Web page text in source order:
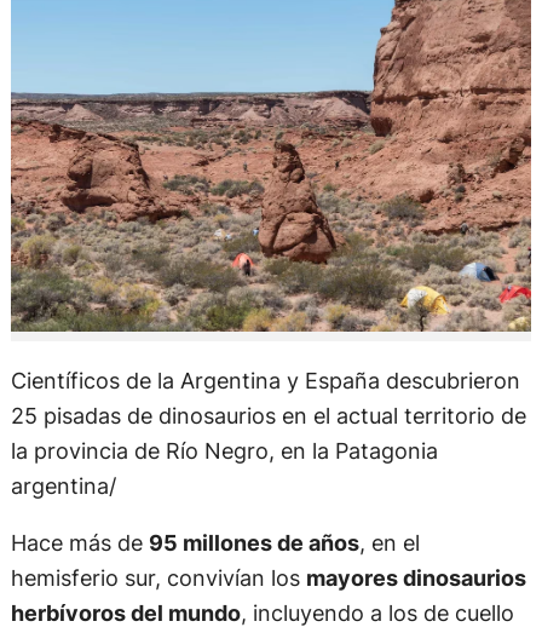
Científicos de la Argentina y España descubrieron
25 pisadas de dinosaurios en el actual territorio de
la provincia de Río Negro, en la Patagonia
argentina/
Hace más de 95 millones de años, en el
hemisferio sur, convivían los mayores dinosaurios
herbívoros del mundo, incluyendo a los de cuello